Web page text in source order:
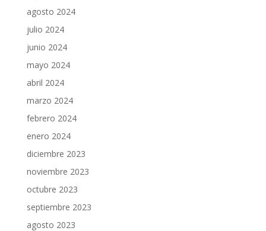
agosto 2024
julio 2024
junio 2024
mayo 2024
abril 2024
marzo 2024
febrero 2024
enero 2024
diciembre 2023
noviembre 2023
octubre 2023
septiembre 2023
agosto 2023